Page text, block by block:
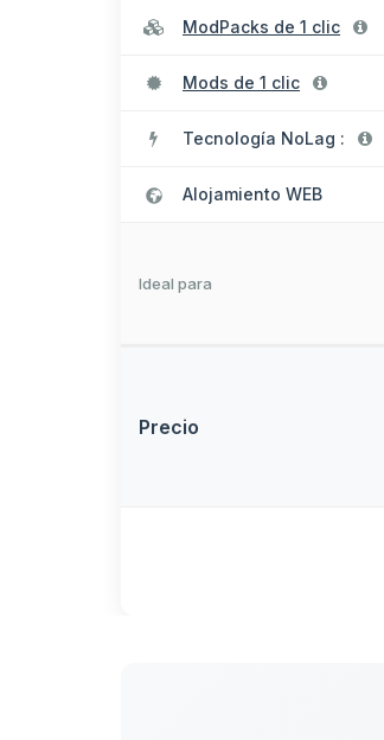
ModPacks de 1 clic
Mods de 1 clic
Tecnología NoLag :
Alojamiento WEB
Ideal para
Precio